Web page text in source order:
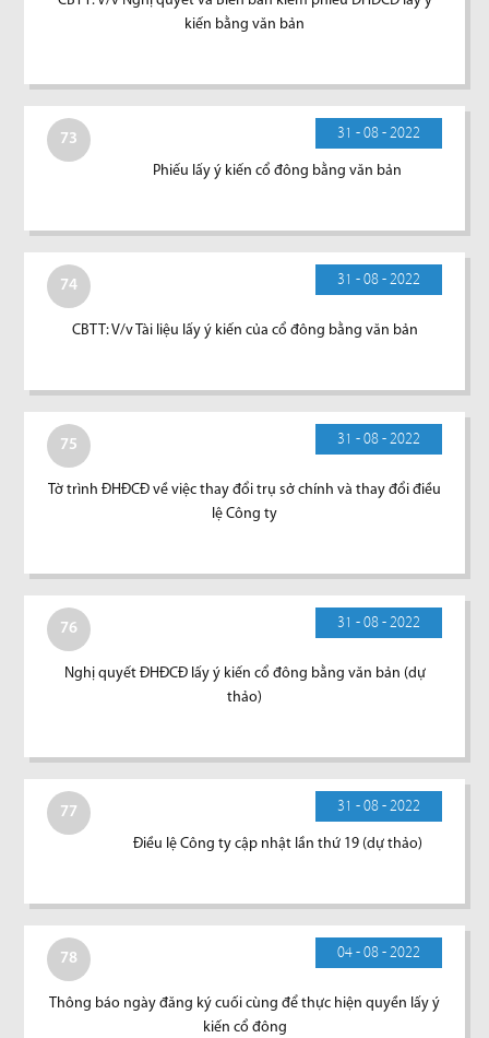
kiến bằng văn bản
73 31 - 08 - 2022
Phiếu lấy ý kiến cổ đông bằng văn bản
74 31 - 08 - 2022
CBTT: V/v Tài liệu lấy ý kiến của cổ đông bằng văn bản
75 31 - 08 - 2022
Tờ trình ĐHĐCĐ về việc thay đổi trụ sở chính và thay đổi điều
lệ Công ty
76 31 - 08 - 2022
Nghị quyết ĐHĐCĐ lấy ý kiến cổ đông bằng văn bản (dự
thảo)
77 31 - 08 - 2022
Điều lệ Công ty cập nhật lần thứ 19 (dự thảo)
78 04 - 08 - 2022
Thông báo ngày đăng ký cuối cùng để thực hiện quyền lấy ý
kiến cổ đông